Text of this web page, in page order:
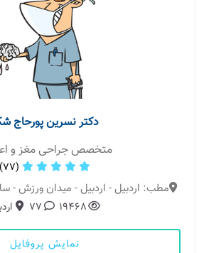
دکتر نسرین پورحاج
متخصص جراحی مغز و
(77)
مطب: اردبیل - اردبیل - میدان ورزش -
19468
77
نمایش پروفایل